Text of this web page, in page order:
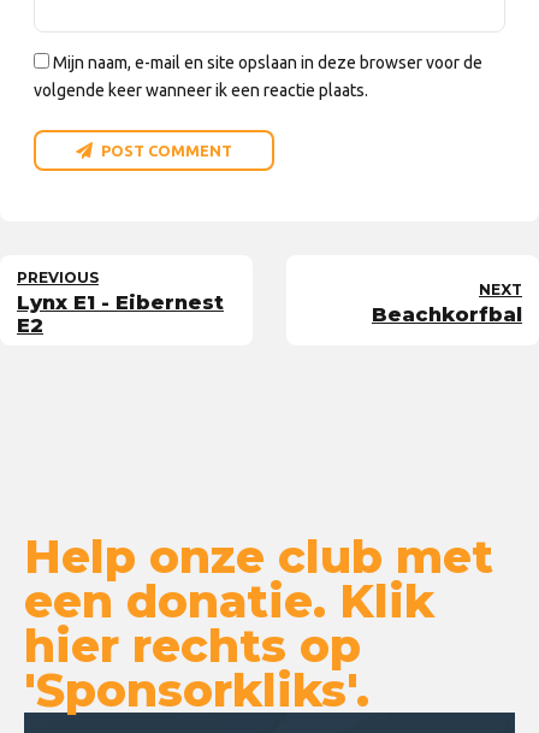
Mijn naam, e-mail en site opslaan in deze browser voor de
volgende keer wanneer ik een reactie plaats.
POST COMMENT
PREVIOUS
Lynx E1 - Eibernest
E2
NEXT
Beachkorfbal
Help onze club met
een donatie. Klik
hier rechts op
'Sponsorkliks'.